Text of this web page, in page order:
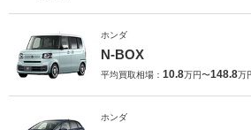
ホンダ
N-BOX
平均買取相場： 10.8万円〜148.8万
ホンダ